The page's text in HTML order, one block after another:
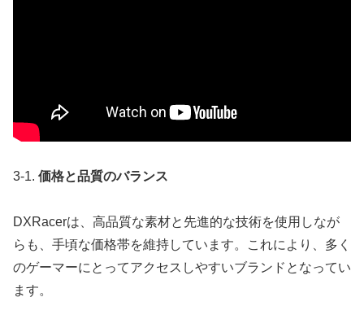
3-1. 価格と品質のバランス
DXRacerは、高品質な素材と先進的な技術を使用しなが
らも、手頃な価格帯を維持しています。これにより、多く
のゲーマーにとってアクセスしやすいブランドとなってい
ます。